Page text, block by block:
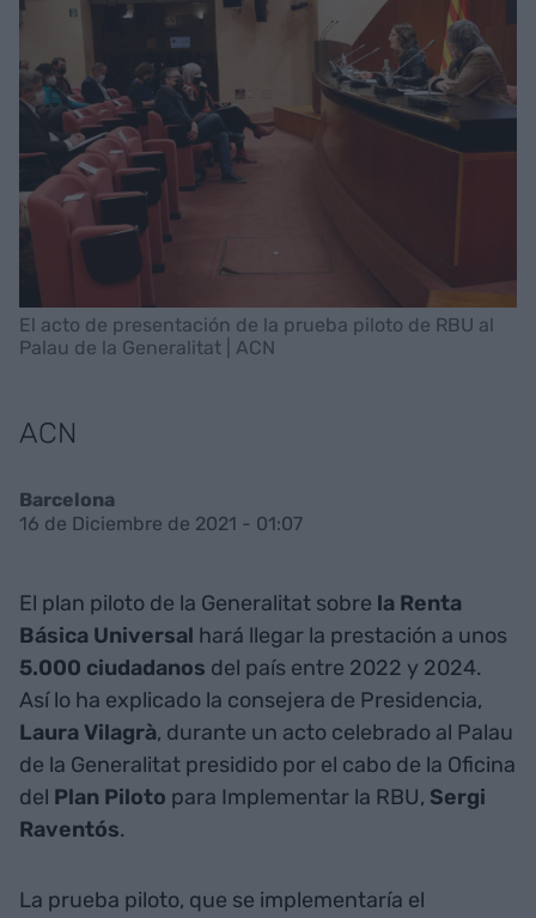
El acto de presentación de la prueba piloto de RBU al
Palau de la Generalitat | ACN
ACN
Barcelona
16 de Diciembre de 2021 - 01:07
El plan piloto de la Generalitat sobre la Renta
Básica Universal hará llegar la prestación a unos
5.000 ciudadanos del país entre 2022 y 2024.
Así lo ha explicado la consejera de Presidencia,
Laura Vilagrà, durante un acto celebrado al Palau
de la Generalitat presidido por el cabo de la Oficina
del Plan Piloto para Implementar la RBU, Sergi
Raventós.
La prueba piloto, que se implementaría el